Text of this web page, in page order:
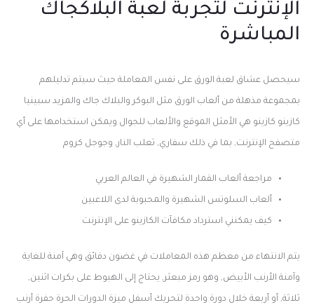
الإنترنت لتجربة لعبة البلاكجاك
المباشرة
سيحصل عشاق لعبة الورق على نفس المعاملة حيث سيتم تدليلهم
بمجموعة مذهلة من ألعاب الورق مثل البوكر والبلاك جاك والمزيد سبينيا
كازينو كازينو هي الأمثل الموقع والألعاب للجوال ويمكن استخدامها على أي
متصفح الإنترنت, بما في ذلك سفاري, ثعلب النار, وجوجل كروم
مراجعة ألعاب القمار الشهيرة في العالم العربي
ألعاب السلوتس الشهيرة والمحبوبة لدى اللاعبين
كيف يمكنني استرداد مكافآت الكازينو على الإنترنت
يتم الانتهاء من معظم هذه المعاملات في غضون دقائق وهي آمنة للغاية
وآمنة الأرنب الأبيض, وهو رمز مبعثر, يحتاج إلى الهبوط على بكرات اثنين,
ثلاثة, أو أربعة خلال دورة واحدة لتحريك أسفل ميزة الدورات الحرة حفرة أرنب